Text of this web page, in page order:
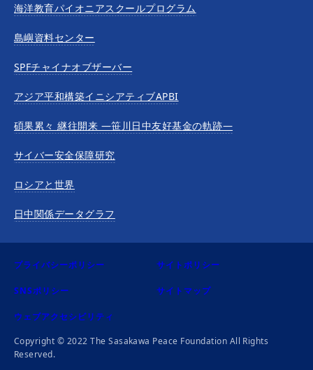
海洋教育パイオニアスクールプログラム
島嶼資料センター
SPFチャイナオブザーバー
アジア平和構築イニシアティブAPBI
碩果累々 継往開来 —笹川日中友好基金の軌跡—
サイバー安全保障研究
ロシアと世界
日中関係データグラフ
プライバシーポリシー サイトポリシー
SNSポリシー サイトマップ
ウェブアクセシビリティ
Copyright © 2022 The Sasakawa Peace Foundation All Rights
Reserved.